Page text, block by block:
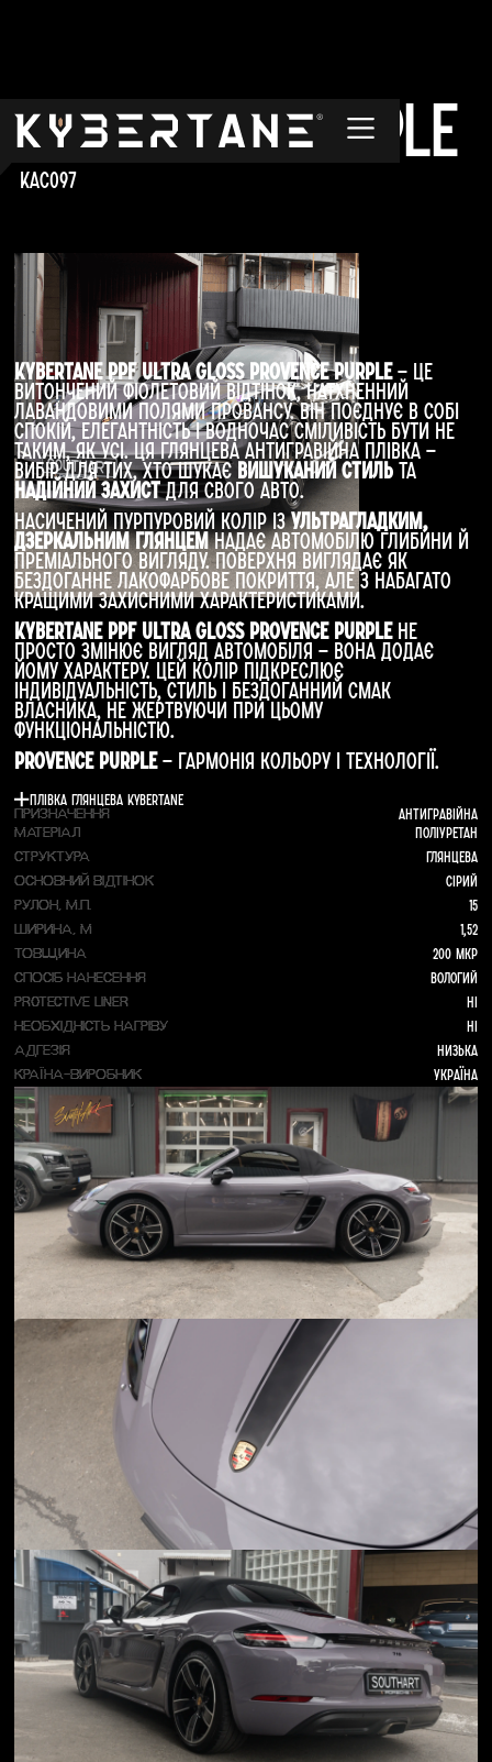
Provence Purple
KAC097
Kybertane PPF Ultra Gloss Provence Purple— це
витончений фіолетовий відтінок, натхненний
лавандовими полями Провансу. Він поєднує в собі
спокій, елегантність і водночас сміливість бути не
таким, як усі. Ця глянцева антигравійна плівка —
вибір для тих, хто шукає вишуканий стиль та
надійний захистдля свого авто.
Насичений пурпуровий колір ізультрагладким,
дзеркальним глянцемнадає автомобілю глибини й
преміального вигляду. Поверхня виглядає як
бездоганне лакофарбове покриття, але з набагато
кращими захисними характеристиками.
Kybertane PPF Ultra Gloss Provence Purpleне
просто змінює вигляд автомобіля — вона додає
йому характеру. Цей колір підкреслює
індивідуальність, стиль і бездоганний смак
власника, не жертвуючи при цьому
функціональністю.
Provence Purple— гармонія кольору і технології.
Плівка глянцева Kybertane
ПРИЗНАЧЕННЯ Антигравійна
МАТЕРІАЛ Поліуретан
СТРУКТУРА Глянцева
ОСНОВНИЙ ВІДТІНОК Сірий
РУЛОН, М.П. 15
ШИРИНА, М 1,52
ТОВЩИНА 200 мкр
СПОСІБ НАНЕСЕННЯ Вологий
PROTECTIVE LINER Ні
НЕОБХІДНІСТЬ НАГРІВУ Ні
АДГЕЗІЯ Низька
КРАЇНА-ВИРОБНИК Україна